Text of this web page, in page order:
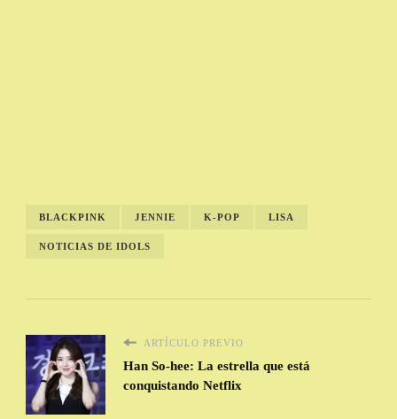
BLACKPINK JENNIE K-POP LISA
NOTICIAS DE IDOLS
ARTÍCULO PREVIO
Han So-hee: La estrella que está
conquistando Netflix